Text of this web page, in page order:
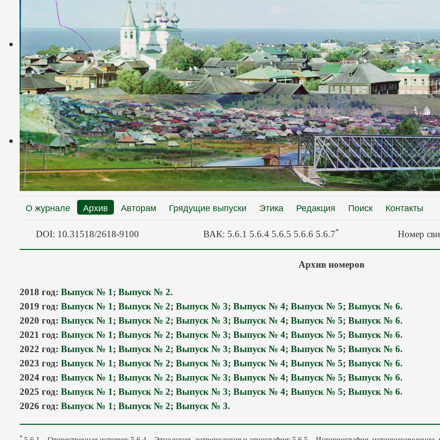
О журнале Архив Авторам Грядущие выпуски Этика Редакция Поиск Контакты
DOI: 10.31518/2618-9100 ВАК: 5.6.1 5.6.4 5.6.5 5.6.6 5.6.7* Номер
Архив номеров
2018 год: Выпуск № 1; Выпуск № 2.
2019 год: Выпуск № 1; Выпуск № 2; Выпуск № 3; Выпуск № 4; Выпуск № 5; Выпуск № 6.
2020 год: Выпуск № 1; Выпуск № 2; Выпуск № 3; Выпуск № 4; Выпуск № 5; Выпуск № 6.
2021 год: Выпуск № 1; Выпуск № 2; Выпуск № 3; Выпуск № 4; Выпуск № 5; Выпуск № 6.
2022 год: Выпуск № 1; Выпуск № 2; Выпуск № 3; Выпуск № 4; Выпуск № 5; Выпуск № 6.
2023 год: Выпуск № 1; Выпуск № 2; Выпуск № 3; Выпуск № 4; Выпуск № 5; Выпуск № 6.
2024 год: Выпуск № 1; Выпуск № 2; Выпуск № 3; Выпуск № 4; Выпуск № 5; Выпуск № 6.
2025 год: Выпуск № 1; Выпуск № 2; Выпуск № 3; Выпуск № 4; Выпуск № 5; Выпуск № 6.
2026 год: Выпуск № 1; Выпуск № 2; Выпуск № 3.
*